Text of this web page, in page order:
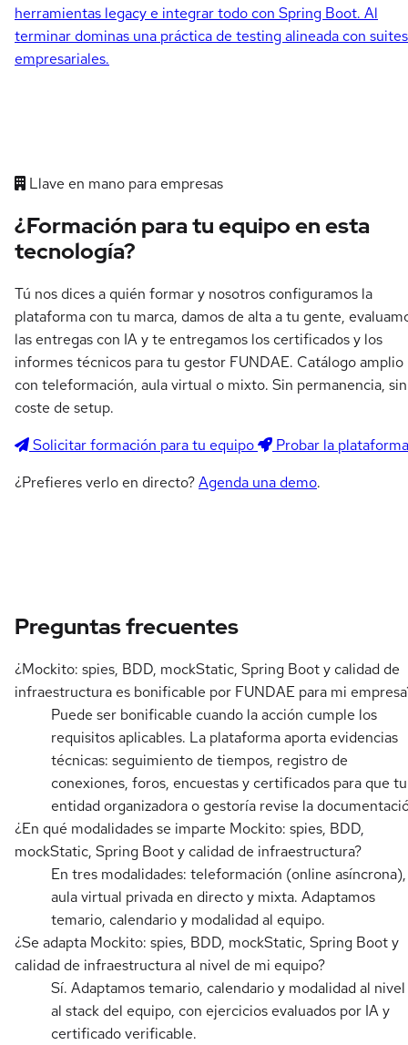
herramientas legacy e integrar todo con Spring Boot. Al
terminar dominas una práctica de testing alineada con suites
empresariales.
Llave en mano para empresas
¿Formación para tu equipo en esta
tecnología?
Tú nos dices a quién formar y nosotros configuramos la
plataforma con tu marca, damos de alta a tu gente,
las entregas con IA y te entregamos los certificados y los
informes técnicos para tu gestor FUNDAE. Catálogo amplio
con teleformación, aula virtual o mixto. Sin permanencia, sin
coste de setup.
Solicitar formación para tu equipo
Probar la plataforma
¿Prefieres verlo en directo?Agenda una demo.
Preguntas frecuentes
¿Mockito: spies, BDD, mockStatic, Spring Boot y calidad de
infraestructura es bonificable por FUNDAE para mi
Puede ser bonificable cuando la acción cumple los
requisitos aplicables. La plataforma aporta evidencias
técnicas: seguimiento de tiempos, registro de
conexiones, foros, encuestas y certificados para que tu
entidad organizadora o gestoría revise la
¿En qué modalidades se imparte Mockito: spies, BDD,
mockStatic, Spring Boot y calidad de infraestructura?
En tres modalidades: teleformación (online asíncrona),
aula virtual privada en directo y mixta. Adaptamos
temario, calendario y modalidad al equipo.
¿Se adapta Mockito: spies, BDD, mockStatic, Spring Boot y
calidad de infraestructura al nivel de mi equipo?
Sí. Adaptamos temario, calendario y modalidad al
al stack del equipo, con ejercicios evaluados por IA y
certificado verificable.